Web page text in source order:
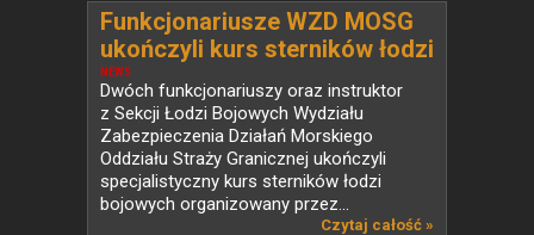
NEWS
Funkcjonariusze WZD MOSG
ukończyli kurs sterników łodzi
bojowych
Dwóch funkcjonariuszy oraz instruktor
z Sekcji Łodzi Bojowych Wydziału
Zabezpieczenia Działań Morskiego
Oddziału Straży Granicznej ukończyli
specjalistyczny kurs sterników łodzi
bojowych organizowany przez...
Czytaj całość »